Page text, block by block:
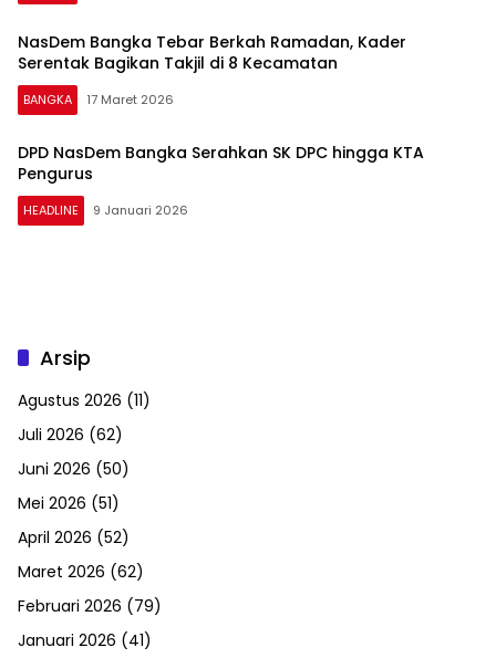
NasDem Bangka Tebar Berkah Ramadan, Kader
Serentak Bagikan Takjil di 8 Kecamatan
BANGKA 17 Maret 2026
DPD NasDem Bangka Serahkan SK DPC hingga KTA
Pengurus
HEADLINE 9 Januari 2026
Arsip
Agustus 2026 (11)
Juli 2026 (62)
Juni 2026 (50)
Mei 2026 (51)
April 2026 (52)
Maret 2026 (62)
Februari 2026 (79)
Januari 2026 (41)